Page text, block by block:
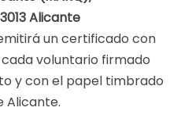
Alicante
un certificado con
voluntario firmado
y con el papel timbrado
Alicante.